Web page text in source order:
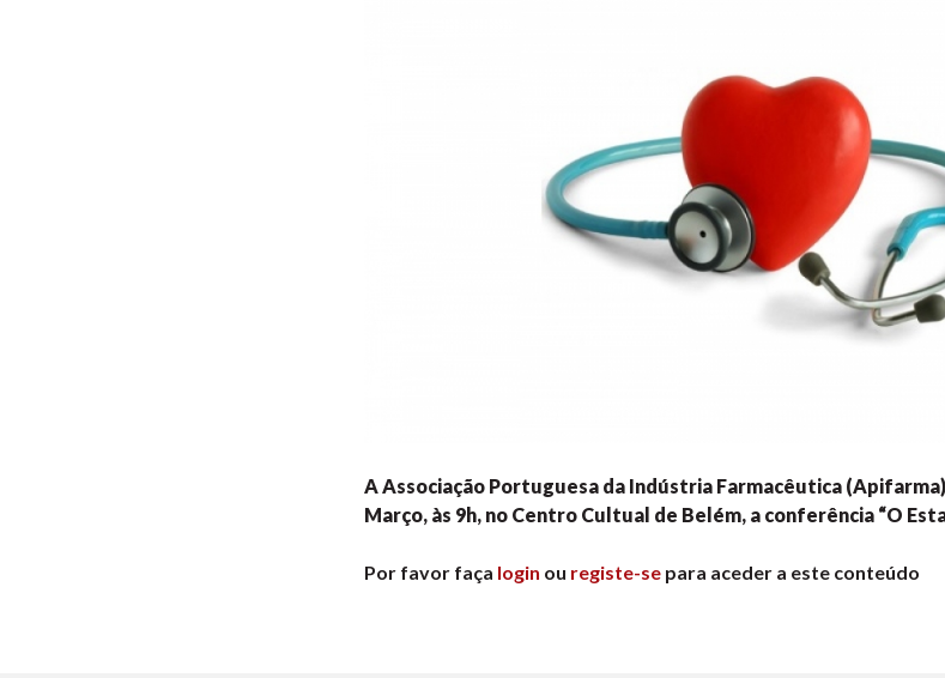
A Associação Portuguesa da Indústria Farmacêutica
Março, às 9h, no Centro Cultual de Belém, a conferência “O
Por favor faça login ou registe-se para aceder a este conteúdo